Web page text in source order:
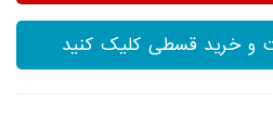
خرید قسطی کلیک کنید